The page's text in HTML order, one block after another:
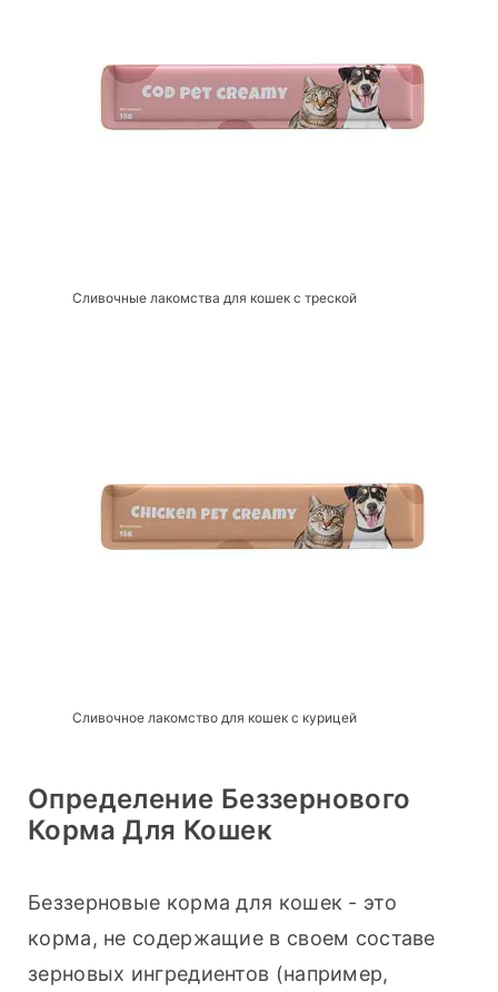
Сливочные лакомства для кошек с треской
Сливочное лакомство для кошек с курицей
Определение Беззернового
Корма Для Кошек
Беззерновые корма для кошек - это
корма, не содержащие в своем составе
зерновых ингредиентов (например,